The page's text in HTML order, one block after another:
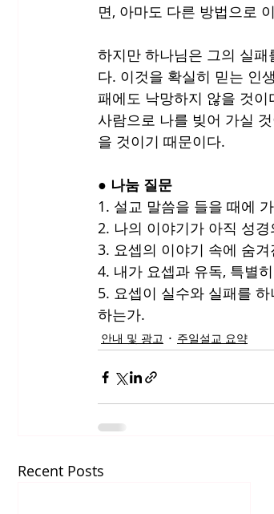
면, 아마도 다른 방법으로
하지만 하나님은 그의 실
다. 이것을 확실히 믿는 인
패에도 낙망하지 않을 것
사람으로 나를 빚어 가실
을 것이기 때문이다.
● 나눔 질문
1. 설교 말씀을 들을 때에
2. 나의 이야기가 아직 성
3. 요셉의 이야기 속에 숨
4. 내가 요셉과 유독, 특별
5. 요셉이 실수와 실패를
하는가.
안내 및 광고 주일설교 요약
Recent Posts